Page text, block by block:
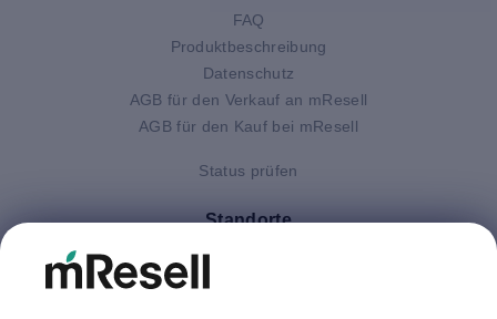
FAQ
Produktbeschreibung
Datenschutz
AGB für den Verkauf an mResell
AGB für den Kauf bei mResell
Status prüfen
Standorte
Deutschland